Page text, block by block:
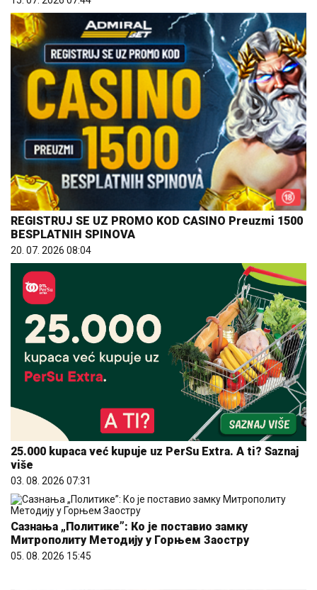
REGISTRUJ SE UZ PROMO KOD CASINO Preuzmi 1500
BESPLATNIH SPINOVA
20. 07. 2026 08:04
25.000 kupaca već kupuje uz PerSu Extra. A ti? Saznaj
više
03. 08. 2026 07:31
Сазнања „Политике”: Ко је поставио замку
Митрополиту Методију у Горњем Заостру
05. 08. 2026 15:45